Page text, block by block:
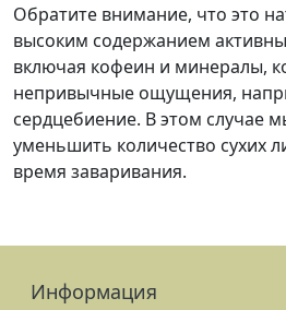
Обратите внимание, что это
высоким содержанием
включая кофеин и минералы,
непривычные ощущения,
сердцебиение. В этом случае
уменьшить количество сухих
время заваривания.
Информация